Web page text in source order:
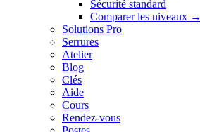
Sécurité standard
Comparer les niveaux →
Solutions Pro
Serrures
Atelier
Blog
Clés
Aide
Cours
Rendez-vous